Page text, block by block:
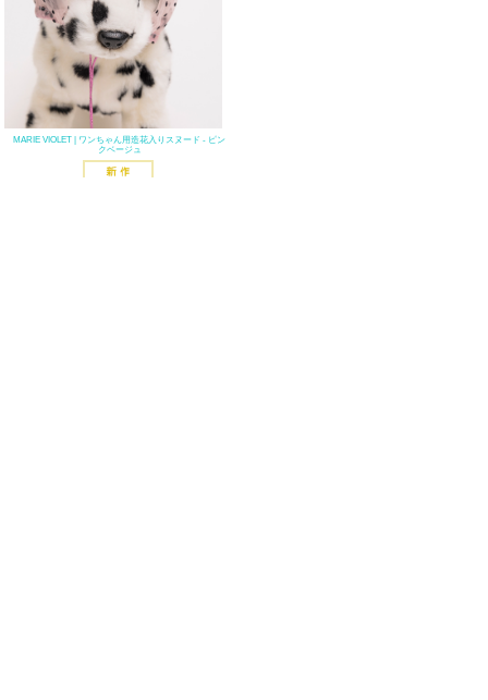
MARIE VIOLET | ワンちゃん用造花入りスヌード - ピン
クベージュ